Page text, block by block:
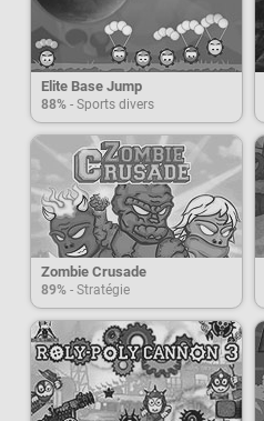
Elite Base Jump
88% - Sports divers
Zombie Crusade
89% - Stratégie